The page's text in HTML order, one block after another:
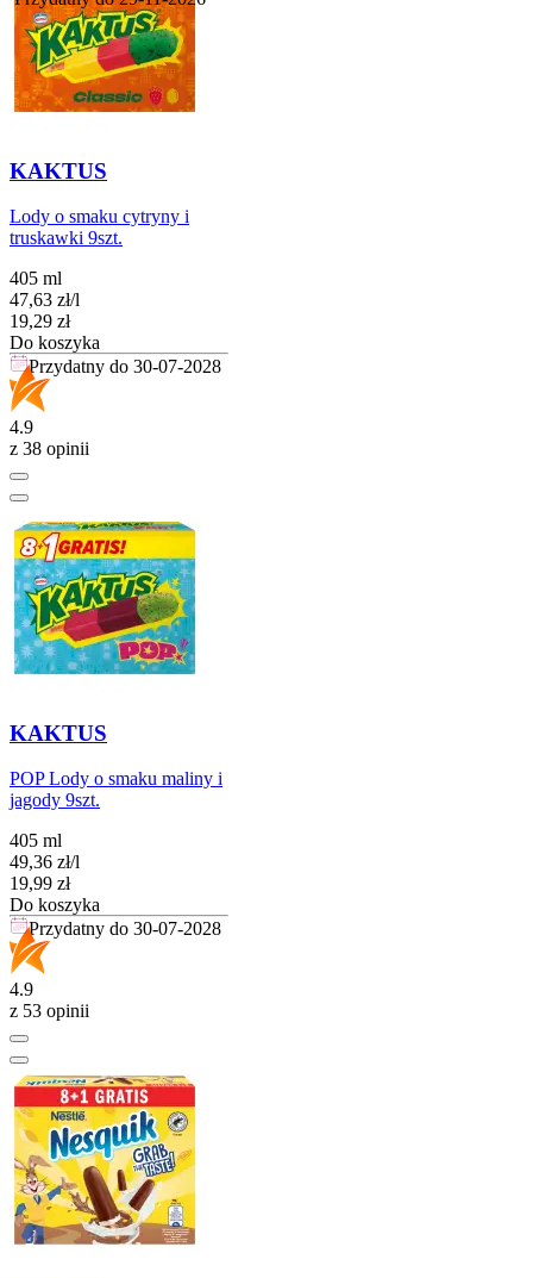
KAKTUS
Lody o smaku cytryny i
truskawki 9szt.
405 ml
47,63 zł/l
Cena
19,29 zł
Do koszyka
Przydatny do 30-07-2028
4.9
z 38 opinii
KAKTUS
POP Lody o smaku maliny i
jagody 9szt.
405 ml
49,36 zł/l
Cena
19,99 zł
Do koszyka
Przydatny do 30-07-2028
4.9
z 53 opinii